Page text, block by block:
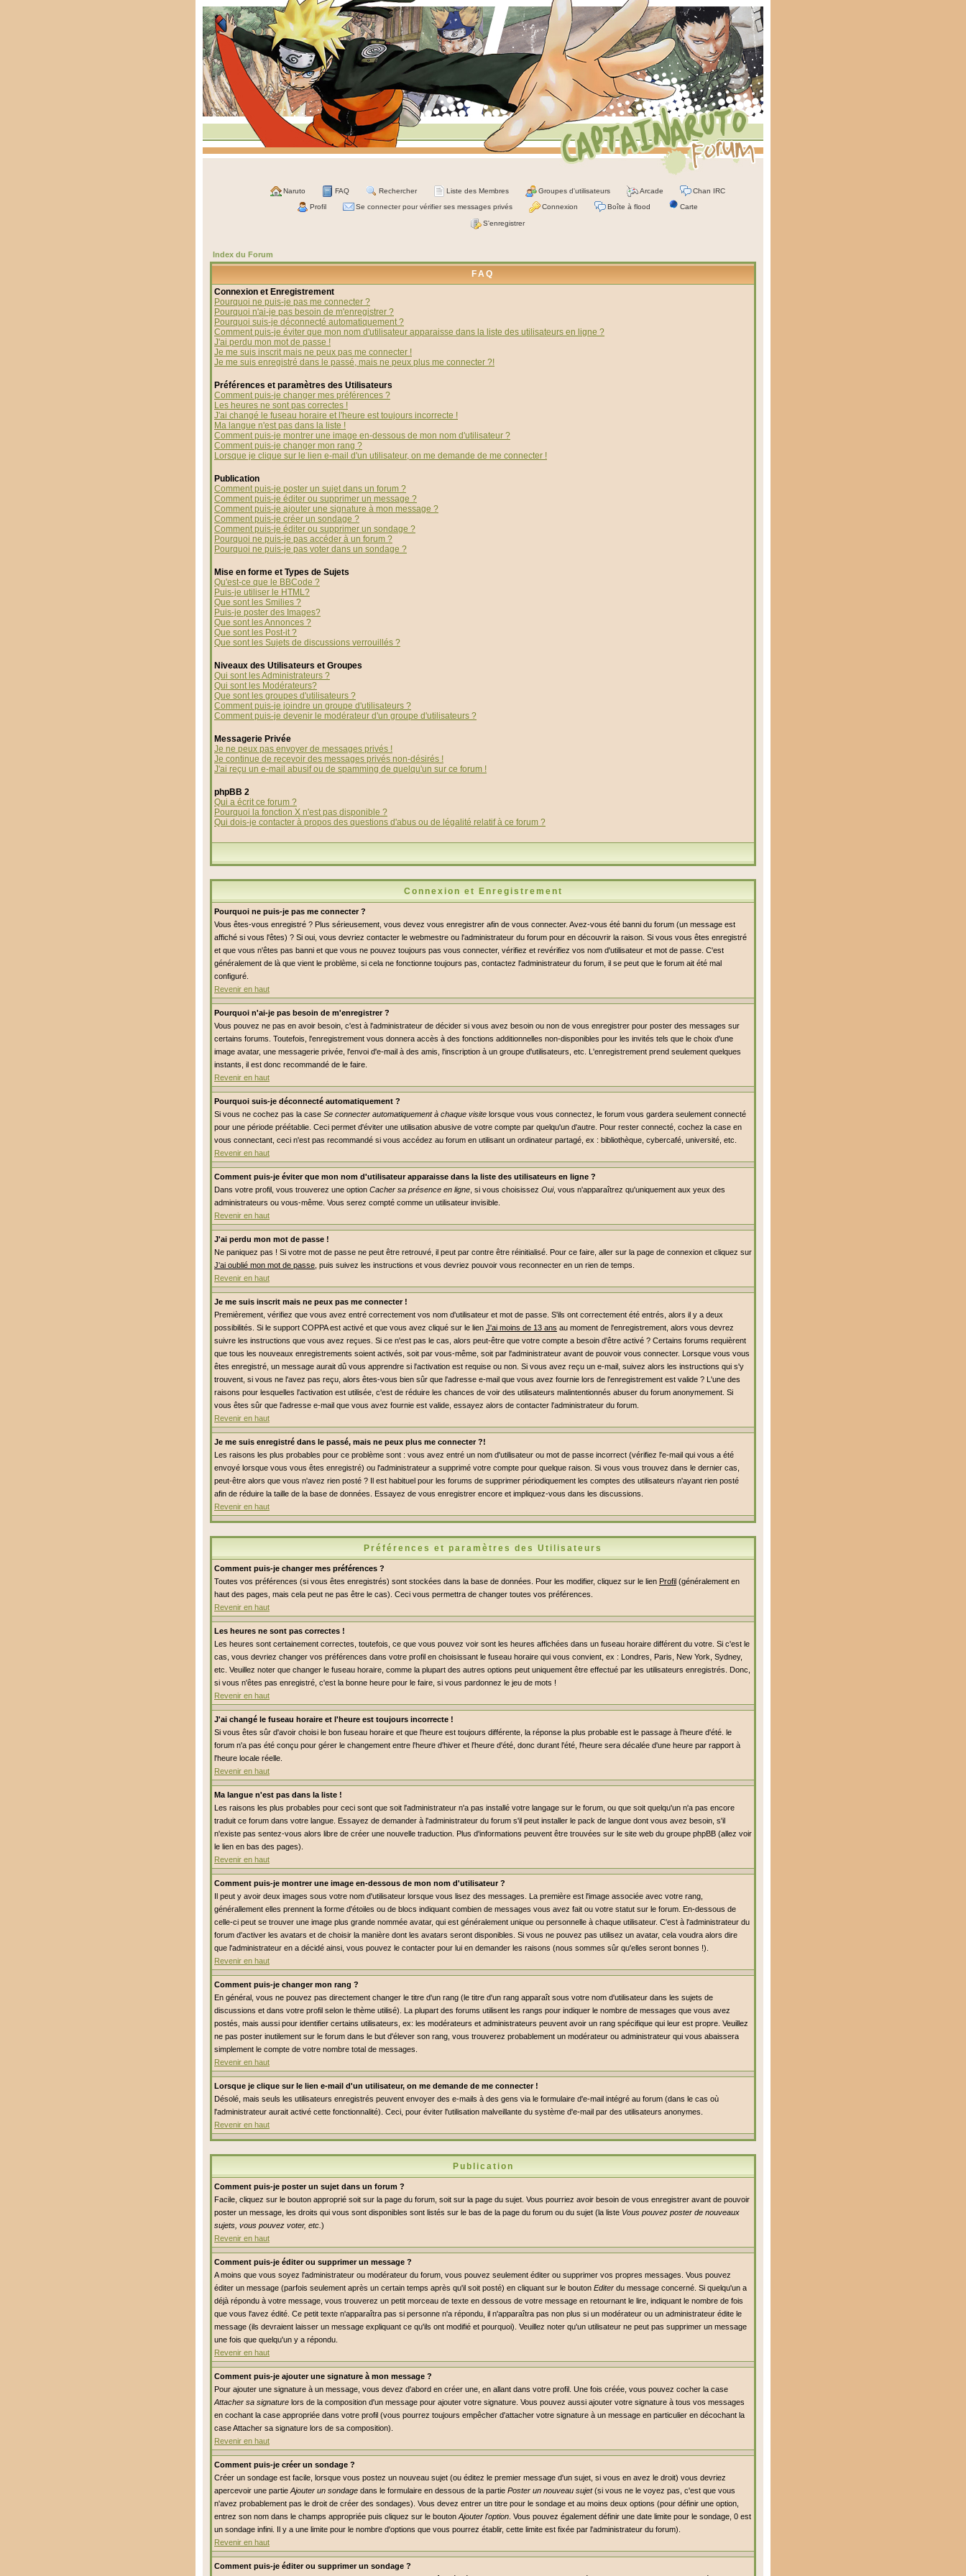
Naruto FAQ Rechercher Liste des Membres Groupes d'utilisateurs Arcade Chan IRC
Profil Se connecter pour vérifier ses messages privés Connexion Boîte à flood Carte
S'enregistrer
Index du Forum
FAQ
Connexion et Enregistrement
Pourquoi ne puis-je pas me connecter ?
Pourquoi n'ai-je pas besoin de m'enregistrer ?
Pourquoi suis-je déconnecté automatiquement ?
Comment puis-je éviter que mon nom d'utilisateur apparaisse dans la liste des utilisateurs en ligne ?
J'ai perdu mon mot de passe !
Je me suis inscrit mais ne peux pas me connecter !
Je me suis enregistré dans le passé, mais ne peux plus me connecter ?!
Préférences et paramètres des Utilisateurs
Comment puis-je changer mes préférences ?
Les heures ne sont pas correctes !
J'ai changé le fuseau horaire et l'heure est toujours incorrecte !
Ma langue n'est pas dans la liste !
Comment puis-je montrer une image en-dessous de mon nom d'utilisateur ?
Comment puis-je changer mon rang ?
Lorsque je clique sur le lien e-mail d'un utilisateur, on me demande de me connecter !
Publication
Comment puis-je poster un sujet dans un forum ?
Comment puis-je éditer ou supprimer un message ?
Comment puis-je ajouter une signature à mon message ?
Comment puis-je créer un sondage ?
Comment puis-je éditer ou supprimer un sondage ?
Pourquoi ne puis-je pas accéder à un forum ?
Pourquoi ne puis-je pas voter dans un sondage ?
Mise en forme et Types de Sujets
Qu'est-ce que le BBCode ?
Puis-je utiliser le HTML?
Que sont les Smilies ?
Puis-je poster des Images?
Que sont les Annonces ?
Que sont les Post-it ?
Que sont les Sujets de discussions verrouillés ?
Niveaux des Utilisateurs et Groupes
Qui sont les Administrateurs ?
Qui sont les Modérateurs?
Que sont les groupes d'utilisateurs ?
Comment puis-je joindre un groupe d'utilisateurs ?
Comment puis-je devenir le modérateur d'un groupe d'utilisateurs ?
Messagerie Privée
Je ne peux pas envoyer de messages privés !
Je continue de recevoir des messages privés non-désirés !
J'ai reçu un e-mail abusif ou de spamming de quelqu'un sur ce forum !
phpBB 2
Qui a écrit ce forum ?
Pourquoi la fonction X n'est pas disponible ?
Qui dois-je contacter à propos des questions d'abus ou de légalité relatif à ce forum ?
Connexion et Enregistrement
Pourquoi ne puis-je pas me connecter ?
Vous êtes-vous enregistré ? Plus sérieusement, vous devez vous enregistrer afin de vous connecter. Avez-vous été banni du forum (un message est
affiché si vous l'êtes) ? Si oui, vous devriez contacter le webmestre ou l'administrateur du forum pour en découvrir la raison. Si vous vous êtes enregistré
et que vous n'êtes pas banni et que vous ne pouvez toujours pas vous connecter, vérifiez et revérifiez vos nom d'utilisateur et mot de passe. C'est
généralement de là que vient le problème, si cela ne fonctionne toujours pas, contactez l'administrateur du forum, il se peut que le forum ait été mal
configuré.
Revenir en haut
Pourquoi n'ai-je pas besoin de m'enregistrer ?
Vous pouvez ne pas en avoir besoin, c'est à l'administrateur de décider si vous avez besoin ou non de vous enregistrer pour poster des messages sur
certains forums. Toutefois, l'enregistrement vous donnera accès à des fonctions additionnelles non-disponibles pour les invités tels que le choix d'une
image avatar, une messagerie privée, l'envoi d'e-mail à des amis, l'inscription à un groupe d'utilisateurs, etc. L'enregistrement prend seulement quelques
instants, il est donc recommandé de le faire.
Revenir en haut
Pourquoi suis-je déconnecté automatiquement ?
Si vous ne cochez pas la case Se connecter automatiquement à chaque visite lorsque vous vous connectez, le forum vous gardera seulement connecté
pour une période préétablie. Ceci permet d'éviter une utilisation abusive de votre compte par quelqu'un d'autre. Pour rester connecté, cochez la case en
vous connectant, ceci n'est pas recommandé si vous accédez au forum en utilisant un ordinateur partagé, ex : bibliothèque, cybercafé, université, etc.
Revenir en haut
Comment puis-je éviter que mon nom d'utilisateur apparaisse dans la liste des utilisateurs en ligne ?
Dans votre profil, vous trouverez une option Cacher sa présence en ligne , si vous choisissez Oui, vous n'apparaîtrez qu'uniquement aux yeux des
administrateurs ou vous-même. Vous serez compté comme un utilisateur invisible.
Revenir en haut
J'ai perdu mon mot de passe !
Ne paniquez pas ! Si votre mot de passe ne peut être retrouvé, il peut par contre être réinitialisé. Pour ce faire, aller sur la page de connexion et cliquez sur
J'ai oublié mon mot de passe , puis suivez les instructions et vous devriez pouvoir vous reconnecter en un rien de temps.
Revenir en haut
Je me suis inscrit mais ne peux pas me connecter !
Premièrement, vérifiez que vous avez entré correctement vos nom d'utilisateur et mot de passe. S'ils ont correctement été entrés, alors il y a deux
possibilités. Si le support COPPA est activé et que vous avez cliqué sur le lien J'ai moins de 13 ans au moment de l'enregistrement, alors vous devrez
suivre les instructions que vous avez reçues. Si ce n'est pas le cas, alors peut-être que votre compte a besoin d'être activé ? Certains forums requièrent
que tous les nouveaux enregistrements soient activés, soit par vous-même, soit par l'administrateur avant de pouvoir vous connecter. Lorsque vous vous
êtes enregistré, un message aurait dû vous apprendre si l'activation est requise ou non. Si vous avez reçu un e-mail, suivez alors les instructions qui s'y
trouvent, si vous ne l'avez pas reçu, alors êtes-vous bien sûr que l'adresse e-mail que vous avez fournie lors de l'enregistrement est valide ? L'une des
raisons pour lesquelles l'activation est utilisée, c'est de réduire les chances de voir des utilisateurs malintentionnés abuser du forum anonymement. Si
vous êtes sûr que l'adresse e-mail que vous avez fournie est valide, essayez alors de contacter l'administrateur du forum.
Revenir en haut
Je me suis enregistré dans le passé, mais ne peux plus me connecter ?!
Les raisons les plus probables pour ce problème sont : vous avez entré un nom d'utilisateur ou mot de passe incorrect (vérifiez l'e-mail qui vous a été
envoyé lorsque vous vous êtes enregistré) ou l'administrateur a supprimé votre compte pour quelque raison. Si vous vous trouvez dans le dernier cas,
peut-être alors que vous n'avez rien posté ? Il est habituel pour les forums de supprimer périodiquement les comptes des utilisateurs n'ayant rien posté
afin de réduire la taille de la base de données. Essayez de vous enregistrer encore et impliquez-vous dans les discussions.
Revenir en haut
Préférences et paramètres des Utilisateurs
Comment puis-je changer mes préférences ?
Toutes vos préférences (si vous êtes enregistrés) sont stockées dans la base de données. Pour les modifier, cliquez sur le lien Profil (généralement en
haut des pages, mais cela peut ne pas être le cas). Ceci vous permettra de changer toutes vos préférences.
Revenir en haut
Les heures ne sont pas correctes !
Les heures sont certainement correctes, toutefois, ce que vous pouvez voir sont les heures affichées dans un fuseau horaire différent du votre. Si c'est le
cas, vous devriez changer vos préférences dans votre profil en choisissant le fuseau horaire qui vous convient, ex : Londres, Paris, New York, Sydney,
etc. Veuillez noter que changer le fuseau horaire, comme la plupart des autres options peut uniquement être effectué par les utilisateurs enregistrés. Donc,
si vous n'êtes pas enregistré, c'est la bonne heure pour le faire, si vous pardonnez le jeu de mots !
Revenir en haut
J'ai changé le fuseau horaire et l'heure est toujours incorrecte !
Si vous êtes sûr d'avoir choisi le bon fuseau horaire et que l'heure est toujours différente, la réponse la plus probable est le passage à l'heure d'été. le
forum n'a pas été conçu pour gérer le changement entre l'heure d'hiver et l'heure d'été, donc durant l'été, l'heure sera décalée d'une heure par rapport à
l'heure locale réelle.
Revenir en haut
Ma langue n'est pas dans la liste !
Les raisons les plus probables pour ceci sont que soit l'administrateur n'a pas installé votre langage sur le forum, ou que soit quelqu'un n'a pas encore
traduit ce forum dans votre langue. Essayez de demander à l'administrateur du forum s'il peut installer le pack de langue dont vous avez besoin, s'il
n'existe pas sentez-vous alors libre de créer une nouvelle traduction. Plus d'informations peuvent être trouvées sur le site web du groupe phpBB (allez voir
le lien en bas des pages).
Revenir en haut
Comment puis-je montrer une image en-dessous de mon nom d'utilisateur ?
Il peut y avoir deux images sous votre nom d'utilisateur lorsque vous lisez des messages. La première est l'image associée avec votre rang,
générallement elles prennent la forme d'étoiles ou de blocs indiquant combien de messages vous avez fait ou votre statut sur le forum. En-dessous de
celle-ci peut se trouver une image plus grande nommée avatar, qui est généralement unique ou personnelle à chaque utilisateur. C'est à l'administrateur du
forum d'activer les avatars et de choisir la manière dont les avatars seront disponibles. Si vous ne pouvez pas utilisez un avatar, cela voudra alors dire
que l'administrateur en a décidé ainsi, vous pouvez le contacter pour lui en demander les raisons (nous sommes sûr qu'elles seront bonnes !).
Revenir en haut
Comment puis-je changer mon rang ?
En général, vous ne pouvez pas directement changer le titre d'un rang (le titre d'un rang apparaît sous votre nom d'utilisateur dans les sujets de
discussions et dans votre profil selon le thème utilisé). La plupart des forums utilisent les rangs pour indiquer le nombre de messages que vous avez
postés, mais aussi pour identifier certains utilisateurs, ex: les modérateurs et administrateurs peuvent avoir un rang spécifique qui leur est propre. Veuillez
ne pas poster inutilement sur le forum dans le but d'élever son rang, vous trouverez probablement un modérateur ou administrateur qui vous abaissera
simplement le compte de votre nombre total de messages.
Revenir en haut
Lorsque je clique sur le lien e-mail d'un utilisateur, on me demande de me connecter !
Désolé, mais seuls les utilisateurs enregistrés peuvent envoyer des e-mails à des gens via le formulaire d'e-mail intégré au forum (dans le cas où
l'administrateur aurait activé cette fonctionnalité). Ceci, pour éviter l'utilisation malveillante du système d'e-mail par des utilisateurs anonymes.
Revenir en haut
Publication
Comment puis-je poster un sujet dans un forum ?
Facile, cliquez sur le bouton approprié soit sur la page du forum, soit sur la page du sujet. Vous pourriez avoir besoin de vous enregistrer avant de pouvoir
poster un message, les droits qui vous sont disponibles sont listés sur le bas de la page du forum ou du sujet (la liste Vous pouvez poster de nouveaux
sujets, vous pouvez voter, etc. )
Revenir en haut
Comment puis-je éditer ou supprimer un message ?
A moins que vous soyez l'administrateur ou modérateur du forum, vous pouvez seulement éditer ou supprimer vos propres messages. Vous pouvez
éditer un message (parfois seulement après un certain temps après qu'il soit posté) en cliquant sur le bouton Editer du message concerné. Si quelqu'un a
déjà répondu à votre message, vous trouverez un petit morceau de texte en dessous de votre message en retournant le lire, indiquant le nombre de fois
que vous l'avez édité. Ce petit texte n'apparaîtra pas si personne n'a répondu, il n'apparaîtra pas non plus si un modérateur ou un administrateur édite le
message (ils devraient laisser un message expliquant ce qu'ils ont modifié et pourquoi). Veuillez noter qu'un utilisateur ne peut pas supprimer un message
une fois que quelqu'un y a répondu.
Revenir en haut
Comment puis-je ajouter une signature à mon message ?
Pour ajouter une signature à un message, vous devez d'abord en créer une, en allant dans votre profil. Une fois créée, vous pouvez cocher la case
Attacher sa signature lors de la composition d'un message pour ajouter votre signature. Vous pouvez aussi ajouter votre signature à tous vos messages
en cochant la case appropriée dans votre profil (vous pourrez toujours empêcher d'attacher votre signature à un message en particulier en décochant la
case Attacher sa signature lors de sa composition).
Revenir en haut
Comment puis-je créer un sondage ?
Créer un sondage est facile, lorsque vous postez un nouveau sujet (ou éditez le premier message d'un sujet, si vous en avez le droit) vous devriez
apercevoir une partie Ajouter un sondage dans le formulaire en dessous de la partie Poster un nouveau sujet(si vous ne le voyez pas, c'est que vous
n'avez probablement pas le droit de créer des sondages). Vous devez entrer un titre pour le sondage et au moins deux options (pour définir une option,
entrez son nom dans le champs appropriée puis cliquez sur le bouton Ajouter l'option . Vous pouvez également définir une date limite pour le sondage, 0 est
un sondage infini. Il y a une limite pour le nombre d'options que vous pourrez établir, cette limite est fixée par l'administrateur du forum).
Revenir en haut
Comment puis-je éditer ou supprimer un sondage ?